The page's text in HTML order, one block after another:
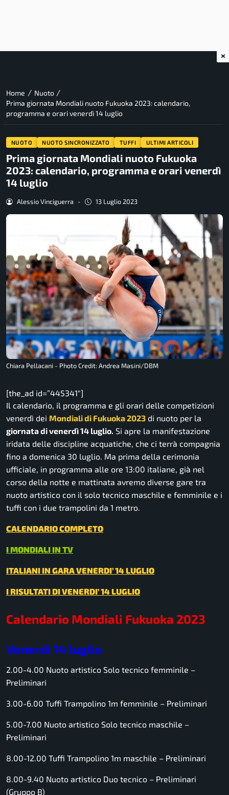
Home / Nuoto /
Prima giornata Mondiali nuoto Fukuoka 2023: calendario,
programma e orari venerdì 14 luglio
NUOTO NUOTO SINCRONIZZATO TUFFI ULTIMI ARTICOLI
Prima giornata Mondiali nuoto Fukuoka
2023: calendario, programma e orari venerdì
14 luglio
Alessio Vinciguerra - 13 Luglio 2023
Chiara Pellacani - Photo Credit: Andrea Masini/DBM
[the_ad id=”445341″]
Il calendario, il programma e gli orari delle competizioni
venerdì dei Mondiali di Fukuoka 2023 di nuoto per la
giornata di venerdì 14 luglio. Si apre la manifestazione
iridata delle discipline acquatiche, che ci terrà compagnia
fino a domenica 30 luglio. Ma prima della cerimonia
ufficiale, in programma alle ore 13:00 italiane, già nel
corso della notte e mattinata avremo diverse gare tra
nuoto artistico con il solo tecnico maschile e femminile e i
tuffi con i due trampolini da 1 metro.
CALENDARIO COMPLETO
I MONDIALI IN TV
ITALIANI IN GARA VENERDI’ 14 LUGLIO
I RISULTATI DI VENERDI’ 14 LUGLIO
Calendario Mondiali Fukuoka 2023
Venerdì 14 luglio
2.00-4.00 Nuoto artistico Solo tecnico femminile –
Preliminari
3.00-6.00 Tuffi Trampolino 1m femminile – Preliminari
5.00-7.00 Nuoto artistico Solo tecnico maschile –
Preliminari
8.00-12.00 Tuffi Trampolino 1m maschile – Preliminari
8.00-9.40 Nuoto artistico Duo tecnico – Preliminari
(Gruppo B)
×